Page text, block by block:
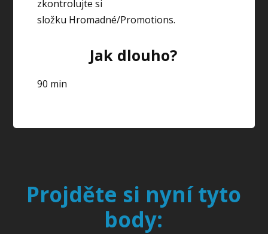
zkontrolujte si
složku Hromadné/Promotions.
Jak dlouho?
90 min
Projděte si nyní tyto
body: